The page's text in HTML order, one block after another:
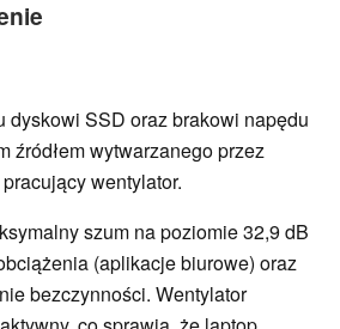
dyskowi SSD oraz brakowi napędu
źródłem wytwarzanego przez
wentylator.
szum na poziomie 32,9 dB
(aplikacje biurowe) oraz
bezczynności. Wentylator